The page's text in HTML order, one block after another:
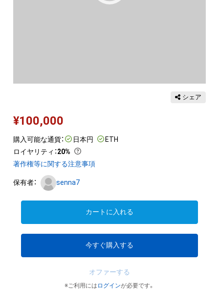
シェア
¥100,000
購入可能な通貨： 日本円
ETH
ロイヤリティ ：20%
著作権等に関する注意事項
保有者： senna7
カートに入れる
今すぐ購入する
オファーする
※ご利用には ログインが必要です。